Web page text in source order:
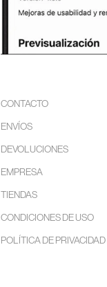
CONTACTO
ENVÍOS
DEVOLUCIONES
EMPRESA
TIENDAS
CONDICIONES DE USO
POLÍTICA DE PRIVACIDAD